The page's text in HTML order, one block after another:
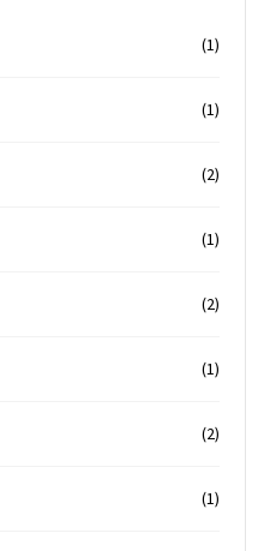
(1)
(1)
(2)
(1)
(2)
(1)
(2)
(1)